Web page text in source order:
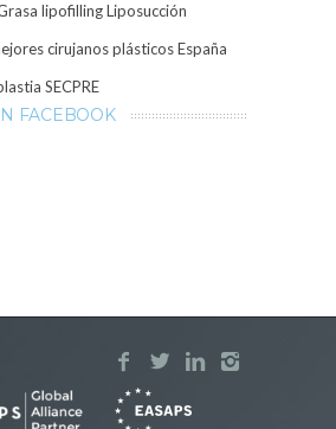
lipofillingLiposucción
cirujanos plásticos España
SECPRE
FACEBOOK